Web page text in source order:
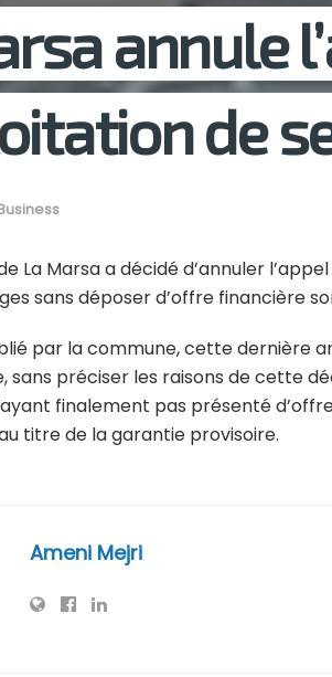
annule
de
La Marsa a décidé d’annuler
sans déposer d’offre financière
par la commune, cette dernière
sans préciser les raisons de cette
finalement pas présenté
titre de la garantie provisoire.
Ameni Mejri